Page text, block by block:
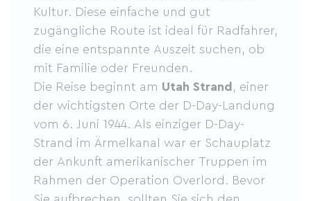
Kultur. Diese einfache und gut
zugängliche Route ist ideal für Radfahrer,
die eine entspannte Auszeit suchen, ob
mit Familie oder Freunden.
Die Reise beginnt am Utah Strand
, einer
der wichtigsten Orte der D-Day-Landung
vom 6. Juni 1944. Als einziger D-Day-
Strand im Ärmelkanal war er Schauplatz
der Ankunft amerikanischer Truppen im
Rahmen der Operation Overlord. Bevor